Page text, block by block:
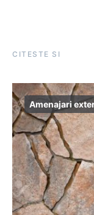
CITESTE SI
Amenajari